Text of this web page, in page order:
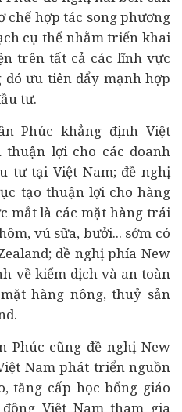
chế hợp tác song phương
cụ thể nhằm triển khai
trên tất cả các lĩnh vực
ưu tiên đẩy mạnh hợp
tư.
Phúc khẳng định Việt
lợi cho các doanh
tư tại Việt Nam; đề nghị
tạo thuận lợi cho hàng
mắt là các mặt hàng trái
vú sữa, bưởi... sớm có
đề nghị phía New
về kiểm dịch và an toàn
hàng nông, thuỷ sản
Phúc cũng đề nghị New
Nam phát triển nguồn
tăng cấp học bổng giáo
Việt Nam tham gia